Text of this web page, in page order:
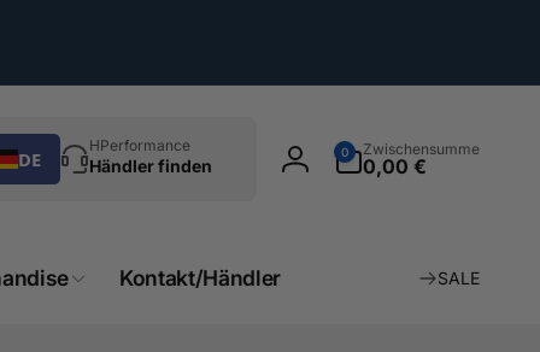
DE
HPerformance
Händler finden Einloggen
0
Artikel
Zwischensumme
0,00 €
Kontakt/Händler SALE